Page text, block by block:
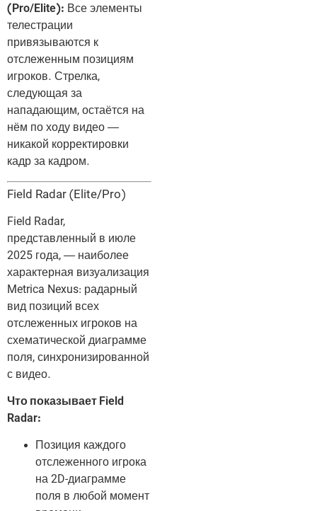
(Pro/Elite): Все элементы
телестрации
привязываются к
отслеженным позициям
игроков. Стрелка,
следующая за
нападающим, остаётся на
нём по ходу видео —
никакой корректировки
кадр за кадром.
Field Radar (Elite/Pro)
Field Radar,
представленный в июле
2025 года, — наиболее
характерная визуализация
Metrica Nexus: радарный
вид позиций всех
отслеженных игроков на
схематической диаграмме
поля, синхронизированной
с видео.
Что показывает Field
Radar:
Позиция каждого
отслеженного игрока
на 2D-диаграмме
поля в любой момент